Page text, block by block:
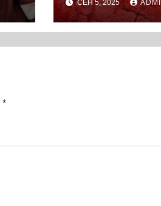
30. (2022) *
СЕН 5, 2025
*